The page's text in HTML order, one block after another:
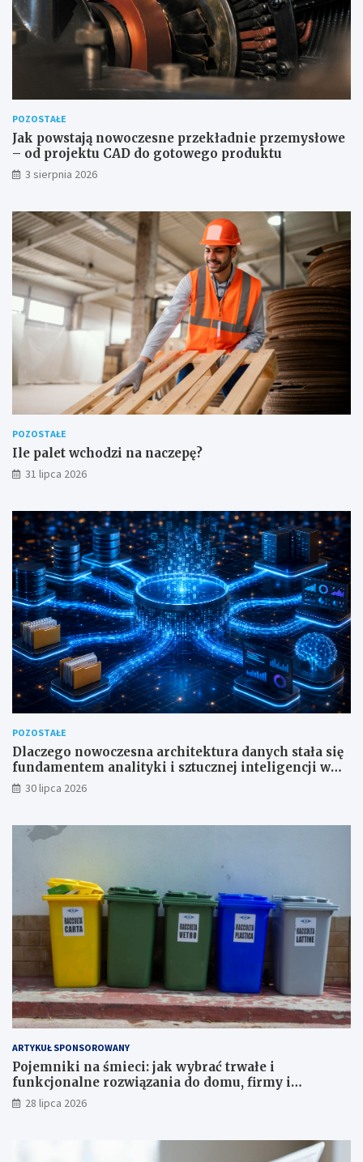
POZOSTAŁE
Jak powstają nowoczesne przekładnie przemysłowe
– od projektu CAD do gotowego produktu
3 sierpnia 2026
POZOSTAŁE
Ile palet wchodzi na naczepę?
31 lipca 2026
POZOSTAŁE
Dlaczego nowoczesna architektura danych stała się
fundamentem analityki i sztucznej inteligencji w
przedsiębiorstwach?
30 lipca 2026
ARTYKUŁ SPONSOROWANY
Pojemniki na śmieci: jak wybrać trwałe i
funkcjonalne rozwiązania do domu, firmy i
instytucji
28 lipca 2026